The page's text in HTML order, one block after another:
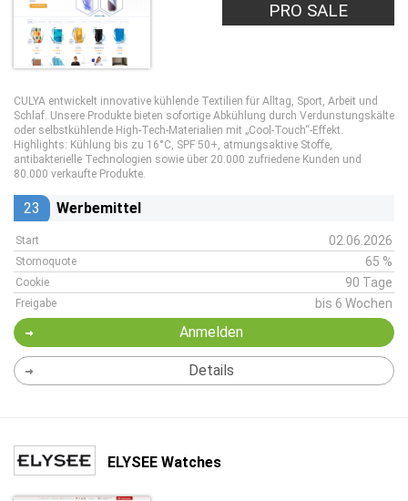
PRO SALE
CULYA entwickelt innovative kühlende Textilien für Alltag, Sport, Arbeit und
Schlaf. Unsere Produkte bieten sofortige Abkühlung durch Verdunstungskälte
oder selbstkühlende High-Tech-Materialien mit „Cool-Touch“-Effekt.
Highlights: Kühlung bis zu 16°C, SPF 50+, atmungsaktive Stoffe,
antibakterielle Technologien sowie über 20.000 zufriedene Kunden und
80.000 verkaufte Produkte.
23 Werbemittel
Start 02.06.2026
Stornoquote 65 %
Cookie 90 Tage
Freigabe bis 6 Wochen
Anmelden
Details
ELYSEE Watches